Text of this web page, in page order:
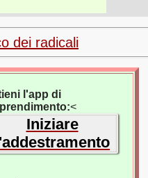
dei radicali
l'app di
<
Iniziare